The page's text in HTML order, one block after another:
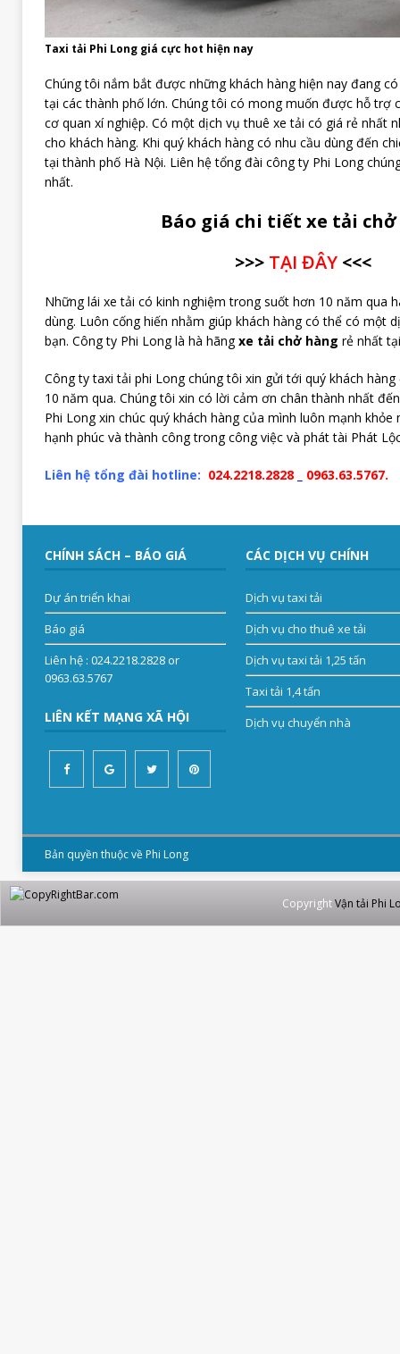
Taxi tải Phi Long giá cực hot hiện nay
Chúng tôi nắm bắt được những khách hàng hiện nay đang
tại các thành phố lớn. Chúng tôi có mong muốn được hỗ trợ
cơ quan xí nghiệp. Có một dịch vụ thuê xe tải có giá rẻ nhất
cho khách hàng. Khi quý khách hàng có nhu cầu dùng đến
tại thành phố Hà Nội. Liên hệ tổng đài công ty Phi Long
nhất.
Báo giá chi tiết xe tải
>>> TẠI ĐÂY<<<
Những lái xe tải có kinh nghiệm trong suốt hơn 10 năm qua
dùng. Luôn cống hiến nhằm giúp khách hàng có thể có một
bạn. Công ty Phi Long là hà hãngxe tải chở hàng rẻ nhất
Công ty taxi tải phi Long chúng tôi xin gửi tới quý khách
10 năm qua. Chúng tôi xin có lời cảm ơn chân thành nhất
Phi Long xin chúc quý khách hàng của mình luôn mạnh khỏe
hạnh phúc và thành công trong công việc và phát tài Phát
Liên hệ tổng đài hotline: 024.2218.2828 0963.63.5767.
CHÍNH SÁCH – BÁO GIÁ
Dự án triển khai
Báo giá
Liên hệ: 024.2218.2828 or
0963.63.5767
LIÊN KẾT MẠNG XÃ HỘI
CÁC DỊCH VỤ CHÍNH
Dịch vụ taxi tải
Dịch vụ cho thuê xe tải
Dịch vụ taxi tải 1,25 tấn
Taxi tải 1,4 tấn
Dịch vụ chuyển nhà
Bản quyền thuộc về Phi Long
CopyrightVận tải Phi